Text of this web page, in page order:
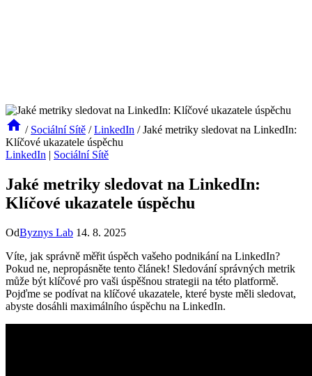
/ Sociální Sítě / LinkedIn / Jaké metriky sledovat na LinkedIn:
Klíčové ukazatele úspěchu
LinkedIn | Sociální Sítě
Jaké metriky sledovat na LinkedIn:
Klíčové ukazatele úspěchu
OdByznys Lab 14. 8. 2025
Víte, jak správně měřit úspěch vašeho podnikání na LinkedIn?
Pokud ne, nepropásněte tento článek! Sledování správných metrik
může být klíčové pro vaši úspěšnou strategii na této platformě.
Pojďme se podívat na klíčové ukazatele, které byste měli sledovat,
abyste dosáhli maximálního úspěchu na LinkedIn.